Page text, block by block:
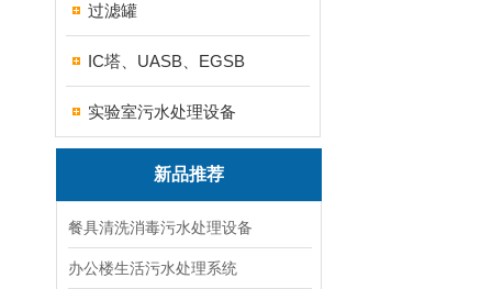
过滤罐
IC塔、UASB、EGSB
实验室污水处理设备
新品推荐
餐具清洗消毒污水处理设备
办公楼生活污水处理系统